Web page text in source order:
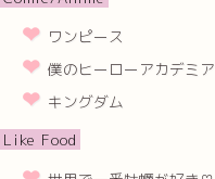
ワンピース
僕のヒーローアカデミア
キングダム
Like Food